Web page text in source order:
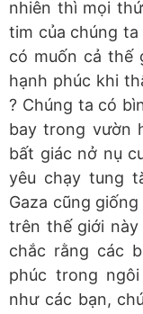
nhiên thì mọi
tim của chúng
có muốn cả thế
hạnh phúc khi
? Chúng ta có
bay trong vườn
bất giác nở nụ
yêu chạy tung
Gaza cũng
trên thế giới
chắc rằng các
phúc trong
như các bạn,